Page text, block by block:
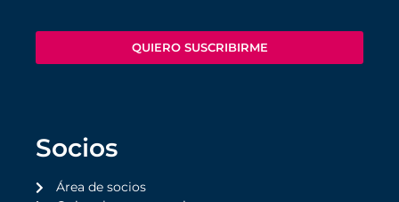
QUIERO SUSCRIBIRME
Socios
Área de socios